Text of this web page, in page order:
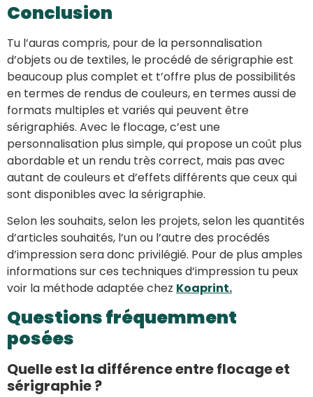
Conclusion
Tu l’auras compris, pour de la personnalisation
d’objets ou de textiles, le procédé de sérigraphie est
beaucoup plus complet et t’offre plus de possibilités
en termes de rendus de couleurs, en termes aussi de
formats multiples et variés qui peuvent être
sérigraphiés. Avec le flocage, c’est une
personnalisation plus simple, qui propose un coût plus
abordable et un rendu très correct, mais pas avec
autant de couleurs et d’effets différents que ceux qui
sont disponibles avec la sérigraphie.
Selon les souhaits, selon les projets, selon les quantités
d’articles souhaités, l’un ou l’autre des procédés
d’impression sera donc privilégié. Pour de plus amples
informations sur ces techniques d’impression tu peux
voir la méthode adaptée chez Koaprint.
Questions fréquemment
posées
Quelle est la différence entre flocage et
sérigraphie ?